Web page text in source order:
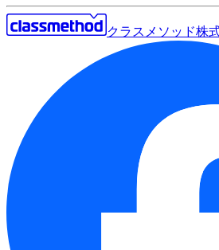
クラスメソッド株